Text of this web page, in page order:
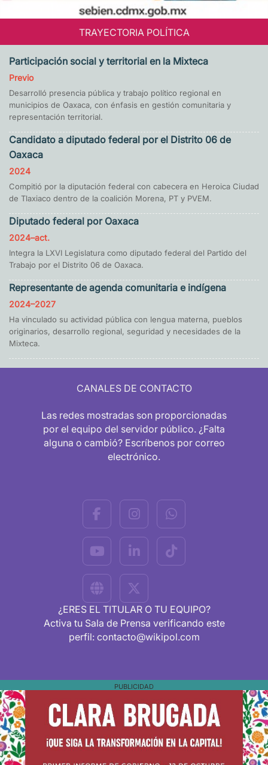
TRAYECTORIA POLÍTICA
Participación social y territorial en la Mixteca
Previo
Desarrolló presencia pública y trabajo político regional en
municipios de Oaxaca, con énfasis en gestión comunitaria y
representación territorial.
Candidato a diputado federal por el Distrito 06 de
Oaxaca
2024
Compitió por la diputación federal con cabecera en Heroica Ciudad
de Tlaxiaco dentro de la coalición Morena, PT y PVEM.
Diputado federal por Oaxaca
2024–act.
Integra la LXVI Legislatura como diputado federal del Partido del
Trabajo por el Distrito 06 de Oaxaca.
Representante de agenda comunitaria e indígena
2024–2027
Ha vinculado su actividad pública con lengua materna, pueblos
originarios, desarrollo regional, seguridad y necesidades de la
Mixteca.
CANALES DE CONTACTO
Las redes mostradas son proporcionadas
por el equipo del servidor público. ¿Falta
alguna o cambió? Escríbenos por correo
electrónico.
¿ERES EL TITULAR O TU EQUIPO?
Activa tu Sala de Prensa verificando este
perfil: contacto@wikipol.com
PUBLICIDAD